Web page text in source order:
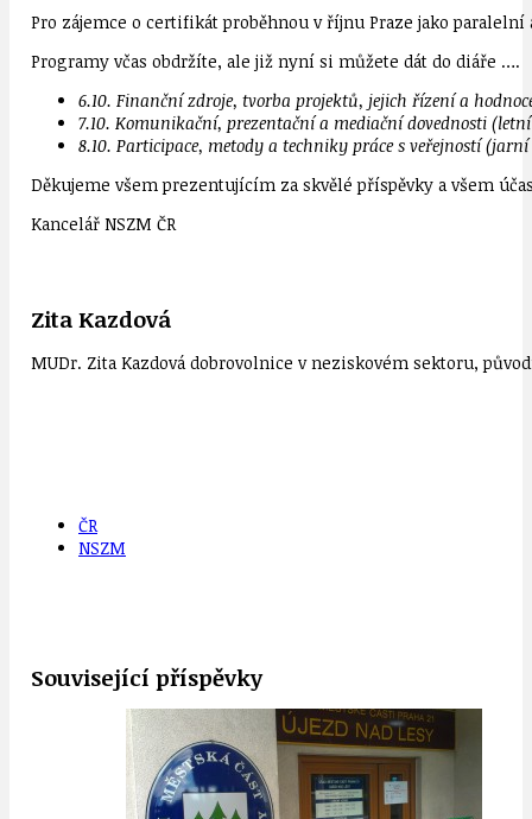
Pro zájemce o certifikát proběhnou v říjnu Praze jako
Programy včas obdržíte, ale již nyní si můžete dát do diáře ….
6.10. Finanční zdroje, tvorba projektů, jejich řízení a
7.10. Komunikační, prezentační a mediační dovednosti
8.10. Participace, metody a techniky práce s veřejností
Děkujeme všem prezentujícím za skvělé příspěvky a všem
Kancelář NSZM ČR
Zita Kazdová
MUDr. Zita Kazdová dobrovolnice v neziskovém sektoru,
ČR
NSZM
Související příspěvky